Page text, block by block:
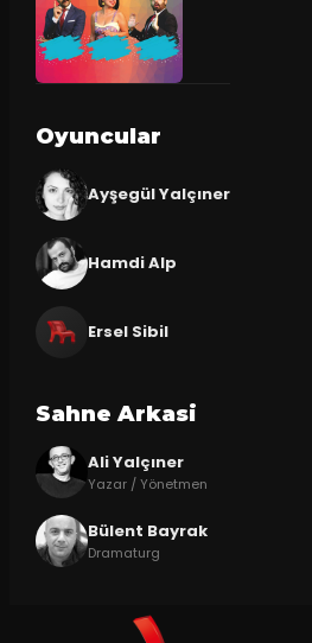
Oyuncular
Ayşegül Yalçıner
Hamdi Alp
Ersel Sibil
Sahne Arkasi
Ali Yalçıner
Yazar / Yönetmen
Bülent Bayrak
Dramaturg